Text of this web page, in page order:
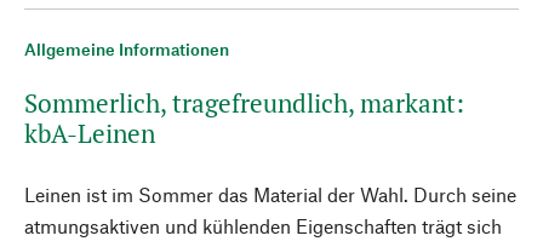
Allgemeine Informationen
Sommerlich, tragefreundlich, markant:
kbA-Leinen
Leinen ist im Sommer das Material der Wahl. Durch seine
atmungsaktiven und kühlenden Eigenschaften trägt sich